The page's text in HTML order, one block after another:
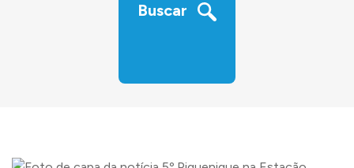
Buscar